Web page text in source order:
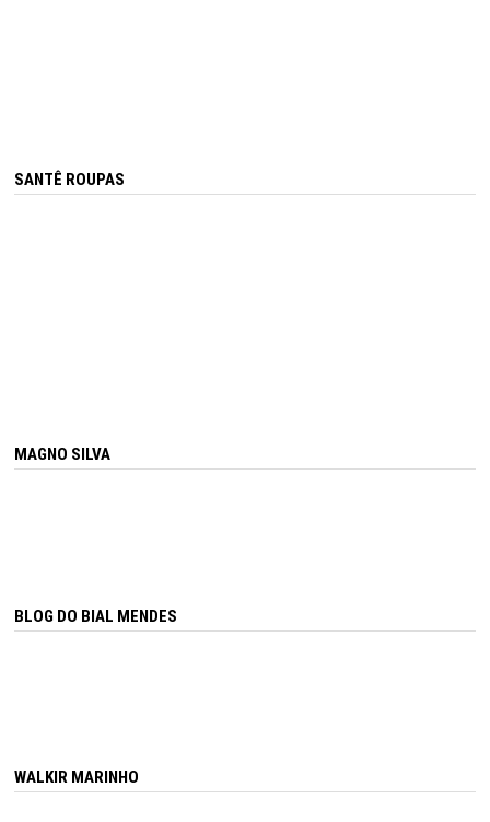
SANTÊ ROUPAS
MAGNO SILVA
BLOG DO BIAL MENDES
WALKIR MARINHO